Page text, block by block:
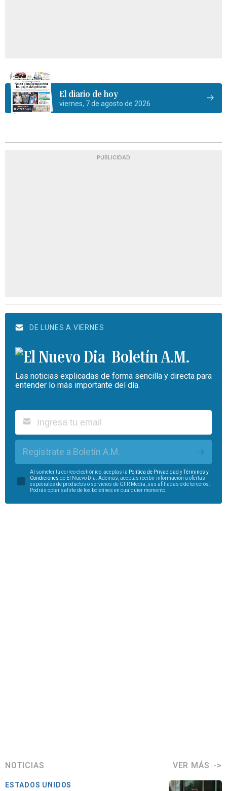
El diario de hoy
viernes, 7 de agosto de 2026
PUBLICIDAD
DE LUNES A VIERNES
Boletín A.M.
Las noticias explicadas de forma sencilla y directa para
entender lo más importante del día.
Regístrate a Boletín A.M.
Al someter tu correo electrónico, aceptas la Política de Privacidad yTérminos y
Condiciones de El Nuevo Día. Además, aceptas recibir información u ofertas
especiales de productos o servicios de GFR Media, sus afiliadas o de terceros.
Podrás optar salirte de los boletines en cualquier momento.
NOTICIAS VER MÁS
ESTADOS UNIDOS